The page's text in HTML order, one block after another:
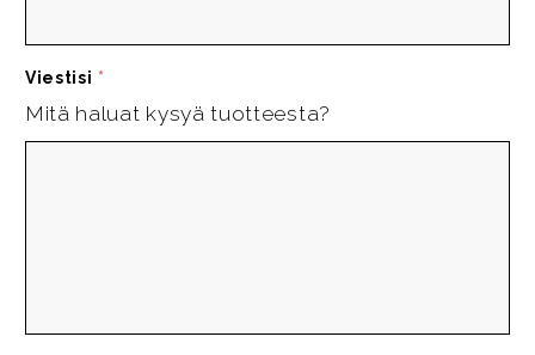
Viestisi *
Mitä haluat kysyä tuotteesta?